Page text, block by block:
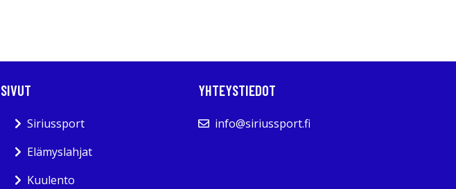
SIVUT
Siriussport
Elämyslahjat
Kuulento
YHTEYSTIEDOT
info@siriussport.fi